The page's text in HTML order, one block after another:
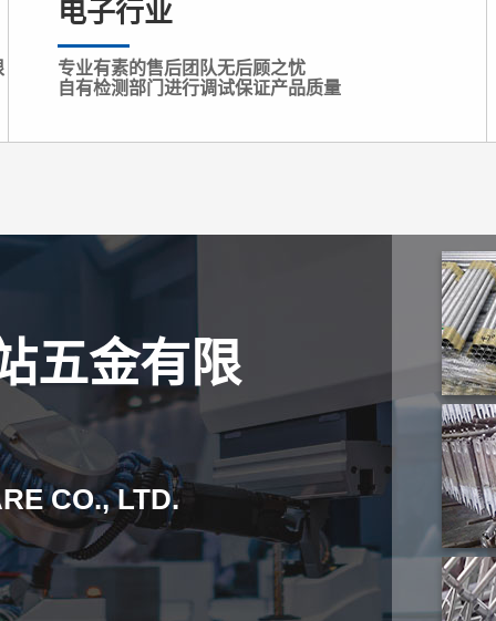
电子行业
专业有素的售后团队无后顾之忧
自有检测部门进行调试保证产品质量
五金有限
CO., LTD.